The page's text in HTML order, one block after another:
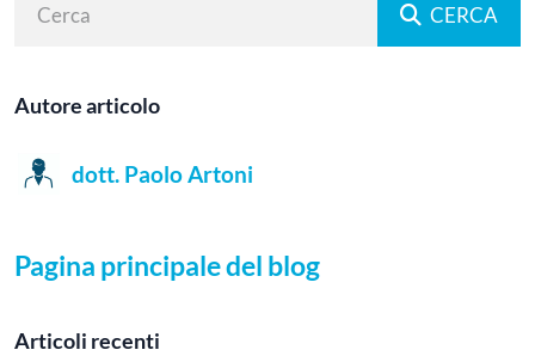
CERCA
Autore articolo
dott. Paolo Artoni
Pagina principale del blog
Articoli recenti